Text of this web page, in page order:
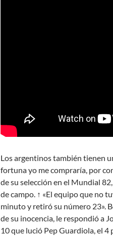
Los argentinos también tienen
fortuna yo me compraría, por
de su selección en el Mundial
de campo. ↑ «El equipo que no
minuto y retiró su número 23».
de su inocencia, le respondió a
10 que lució Pep Guardiola, el